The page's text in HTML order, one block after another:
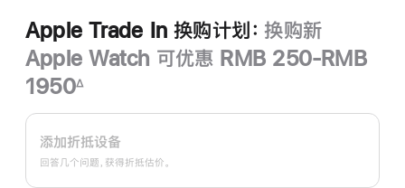
Apple Trade In 换购计划： 换购新
Apple Watch 可优惠 RMB 250-RMB
1950
注
∆
Apple
Trade
换
添加折抵设备
回答几个问题，获得折抵估价。